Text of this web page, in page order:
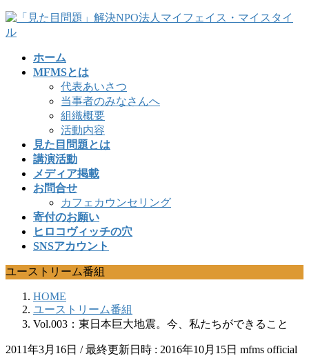
コ
ン
ナ
ビ
ホーム
MFMSとは
代表あいさつ
当事者のみなさんへ
組織概要
活動内容
見た目問題とは
講演活動
メディア掲載
お問合せ
カフェカウンセリング
寄付のお願い
ヒロコヴィッチの穴
SNSアカウント
ユーストリーム番組
HOME
ユーストリーム番組
Vol.003：東日本巨大地震。今、私たちができること
2011年3月16日 / 最終更新日時 : 2016年10月15日 mfms official